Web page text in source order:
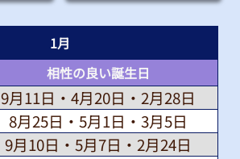
1月
相性の良い誕生日
9月11日・4月20日・2月28日
8月25日・5月1日・3月5日
9月10日・5月7日・2月24日